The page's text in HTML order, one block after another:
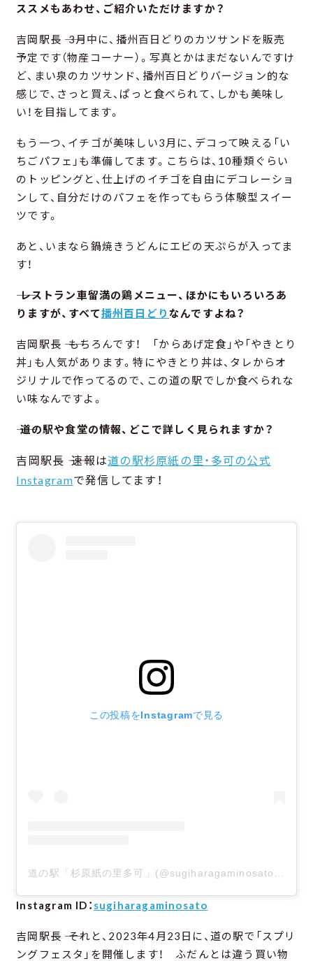
ススメもあわせ、ご紹介いただけますか？
吉岡駅長 ―― 3月中に、播州百日どりのカツサンドを販売
予定です（物産コーナー）。写真とかはまだないんですけ
ど、まい泉のカツサンド、播州百日どりバージョン的な
感じで、さっと買え、ぱっと食べられて、しかも美味し
い！を目指してます。
もう一つ、イチゴが美味しい3月に、デコって映える「い
ちごパフェ」も準備してます。こちらは、10種類ぐらい
のトッピングと、仕上げのイチゴを自由にデコレーショ
ンして、自分だけのパフェを作ってもらう体験型スイー
ツです。
あと、いまなら鍋焼きうどんにエビの天ぷらが入ってま
す！
―― レストラン車留満の鶏メニュー、ほかにもいろいろあ
りますが、すべて播州百日どりなんですよね？
吉岡駅長 ―― もちろんです！ 「からあげ定食」や「やきとり
丼」も人気があります。特にやきとり丼は、タレからオ
ジリナルで作ってるので、この道の駅でしか食べられな
い味なんですよ。
―― 道の駅や食堂の情報、どこで詳しく見られますか？
吉岡駅長 ―― 速報は道の駅杉原紙の里・多可の公式
Instagramで発信してます！
この投稿をInstagramで見る
Instagram ID： sugiharagaminosato
吉岡駅長 ―― それと、2023年4月23日に、道の駅で「スプリ
ングフェスタ」を開催します！ ふだんとは違う買い物